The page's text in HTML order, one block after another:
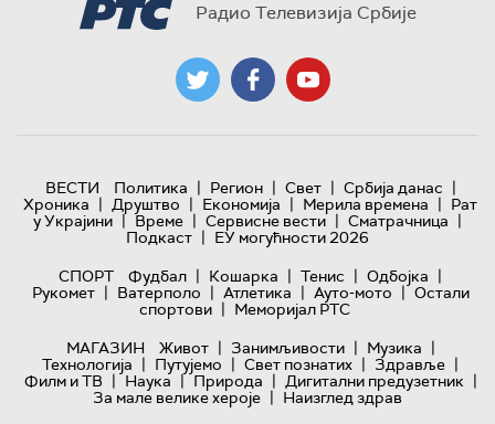
Радио Телевизија Србије
ВЕСТИ Политика | Регион | Свет | Србија данас |
Хроника | Друштво | Економија | Мерила времена | Рат
у Украјини | Време | Сервисне вести | Сматрачница |
Подкаст | ЕУ могућности 2026
СПОРТ
Фудбал | Кошарка | Тенис | Одбојка |
Рукомет | Ватерполо | Атлетика | Ауто-мото | Остали
спортови | Меморијал РТС
МАГАЗИН
Живот | Занимљивости | Музика |
Технологијa | Путујемо | Свет познатих | Здравље |
Филм и ТВ | Наука | Природа | Дигитални предузетник |
За мале велике хероје | Наизглед здрав